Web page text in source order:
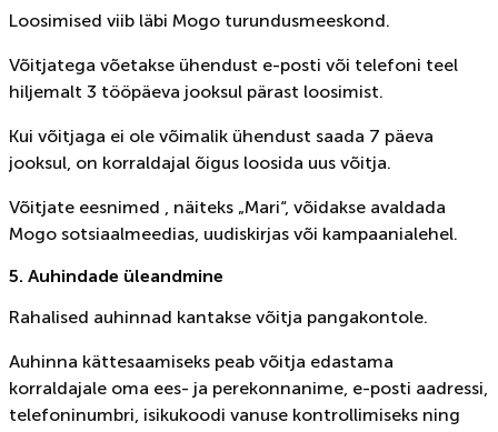
Loosimised viib läbi Mogo turundusmeeskond.
Võitjatega võetakse ühendust e-posti või telefoni teel
hiljemalt 3 tööpäeva jooksul pärast loosimist.
Kui võitjaga ei ole võimalik ühendust saada 7 päeva
jooksul, on korraldajal õigus loosida uus võitja.
Võitjate eesnimed , näiteks „Mari“, võidakse avaldada
Mogo sotsiaalmeedias, uudiskirjas või kampaanialehel.
5. Auhindade üleandmine
Rahalised auhinnad kantakse võitja pangakontole.
Auhinna kättesaamiseks peab võitja edastama
korraldajale oma ees- ja perekonnanime, e-posti aadressi,
telefoninumbri, isikukoodi vanuse kontrollimiseks ning